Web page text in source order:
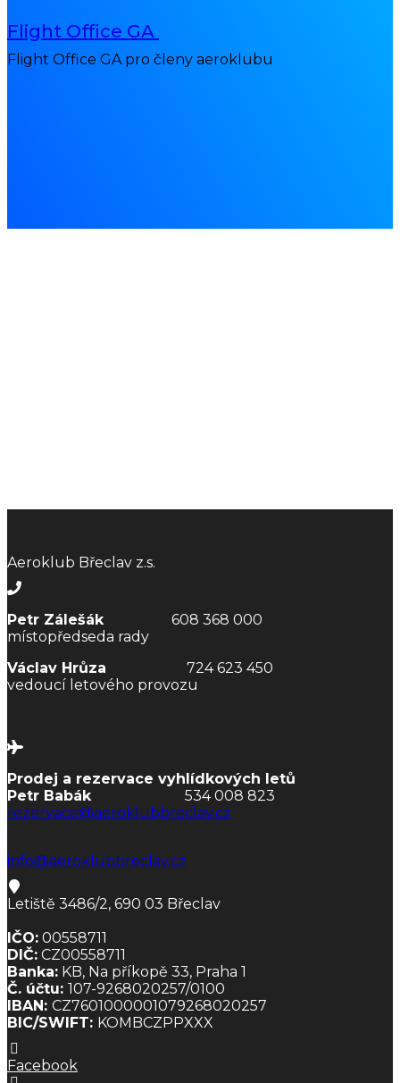
Flight Office GA
Flight Office GA pro členy aeroklubu
Aeroklub Břeclav z.s.
Petr Zálešák608 368 000
místopředseda rady
Václav Hrůza 724 623 450
vedoucí letového provozu
Prodej a rezervace vyhlídkových letů
Petr Babák 534 008 823
rezervace@aeroklubbreclav.cz
info@aeroklubbreclav.cz
Letiště 3486/2, 690 03 Břeclav
IČO: 00558711
DIČ: CZ00558711
Banka: KB, Na příkopě 33, Praha 1
Č. účtu: 107-9268020257/0100
IBAN: CZ7601000001079268020257
BIC/SWIFT: KOMBCZPPXXX
Facebook